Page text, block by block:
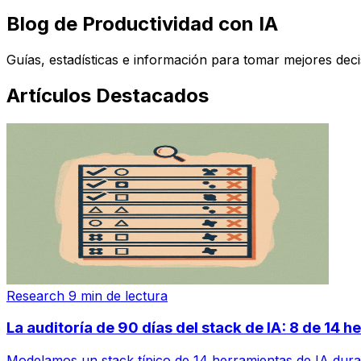
Blog de Productividad con IA
Guías, estadísticas e información para tomar mejores
Artículos Destacados
Research 9 min de lectura
La auditoría de 90 días del stack de IA: 8 de 14